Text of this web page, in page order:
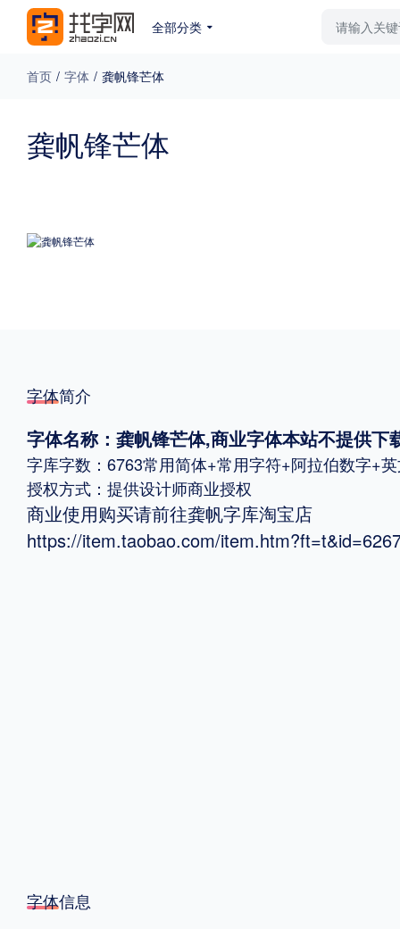
全部分类
免费下载 收费下载
格式
.TTF .OTF
地区
首页 / 字体 / 龚帆锋芒体
龚帆锋芒体
字体简介
字体名称：龚帆锋芒体,商业字体本站不提供下
字库字数：6763常用简体+常用字符+阿拉伯数字+
授权方式：提供设计师商业授权
商业使用购买请前往龚帆字库淘宝店
https://item.taobao.com/
字体信息